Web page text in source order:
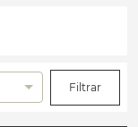
Filtrar